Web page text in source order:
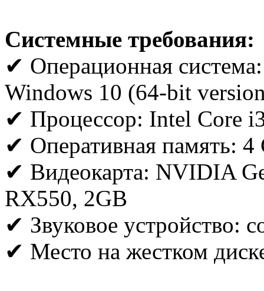
Системные требования:
✔ Операционная
Windows 10 (64-bit
✔ Процессор: Intel Core
✔ Оперативная память: 4
✔ Видеокарта: NVIDIA
RX550, 2GB
✔ Звуковое устройство:
✔ Место на жестком